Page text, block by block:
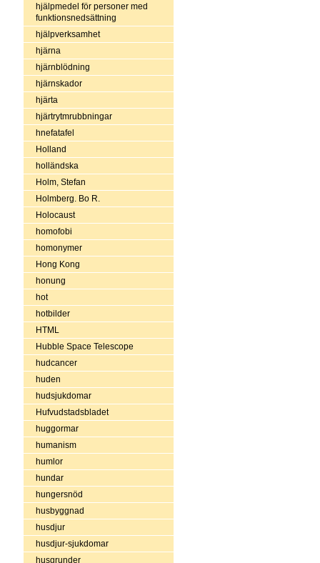
hjälpmedel för personer med
funktionsnedsättning
hjälpverksamhet
hjärna
hjärnblödning
hjärnskador
hjärta
hjärtrytmrubbningar
hnefatafel
Holland
holländska
Holm, Stefan
Holmberg. Bo R.
Holocaust
homofobi
homonymer
Hong Kong
honung
hot
hotbilder
HTML
Hubble Space Telescope
hudcancer
huden
hudsjukdomar
Hufvudstadsbladet
huggormar
humanism
humlor
hundar
hungersnöd
husbyggnad
husdjur
husdjur-sjukdomar
husgrunder